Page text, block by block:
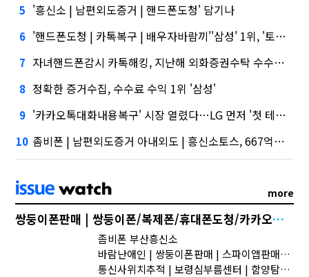
5 '흥신소 | 남편외도증거 | 핸드폰도청' 담기나
6 '핸드폰도청 | 카톡복구 | 배우자바람끼''삼성' 1위, '토스' 맹추격
7 자녀핸드폰감시 카톡해킹, 지난해 외화증권수탁 수수료 규모 6946억원
8 정확한 증거수집, 수수료 수익 1위 '삼성'
9 '카카오톡대화내용복구' 시장 열렸다…LG 먼저 '첫 테이프'
10 좀비폰 | 남편외도증거 아내외도 | 흥신소토스, 667억원으로 수수료 수익 5위권 진입
more
쌍둥이폰판매 | 쌍둥이폰/복제폰/휴대폰도청/카카오톡해킹/스마트폰해킹/용산복제폰/스파이앱/어플 | 남의 스마트폰 몰래 엿보는 도청 어플 사용법 및 스파이앱 다운로드
좀비폰 부산흥신소
바람난애인 | 쌍둥이폰판매 | 스파이앱판매합니다
통신사위치추적 | 보령심부름센터 | 함양탐정사무소